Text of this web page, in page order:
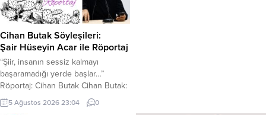
sızı,Zorluyor zamanı…Nerdesin
bilmiyorum,Artık;Kadehim bana
sevgili,Gözlerimde
yaş.Kederdeyim,yastayımBiliyorsun.Ayrılığımızın
yıldönümü,İkimize deKutlu olsun…
Cihan Butak Söyleşileri:
Şair Hüseyin Acar ile Röportaj
“Şiir, insanın sessiz kalmayı
başaramadığı yerde başlar…”
Röportaj: Cihan Butak Cihan Butak:
Eser sahibi kimdir? Sizi yakından
tanıyabilir miyiz? Hüseyin Acar: Ben
5 Ağustos 2026 23:04 0